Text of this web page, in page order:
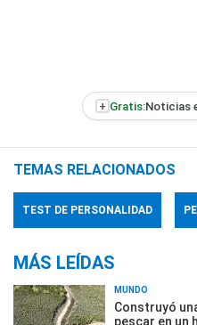
+ Gratis:Noticias
TEMAS RELACIONADOS
TEST DE PERSONALIDAD
MÁS LEÍDAS
MUNDO
Construyó
pescar en un